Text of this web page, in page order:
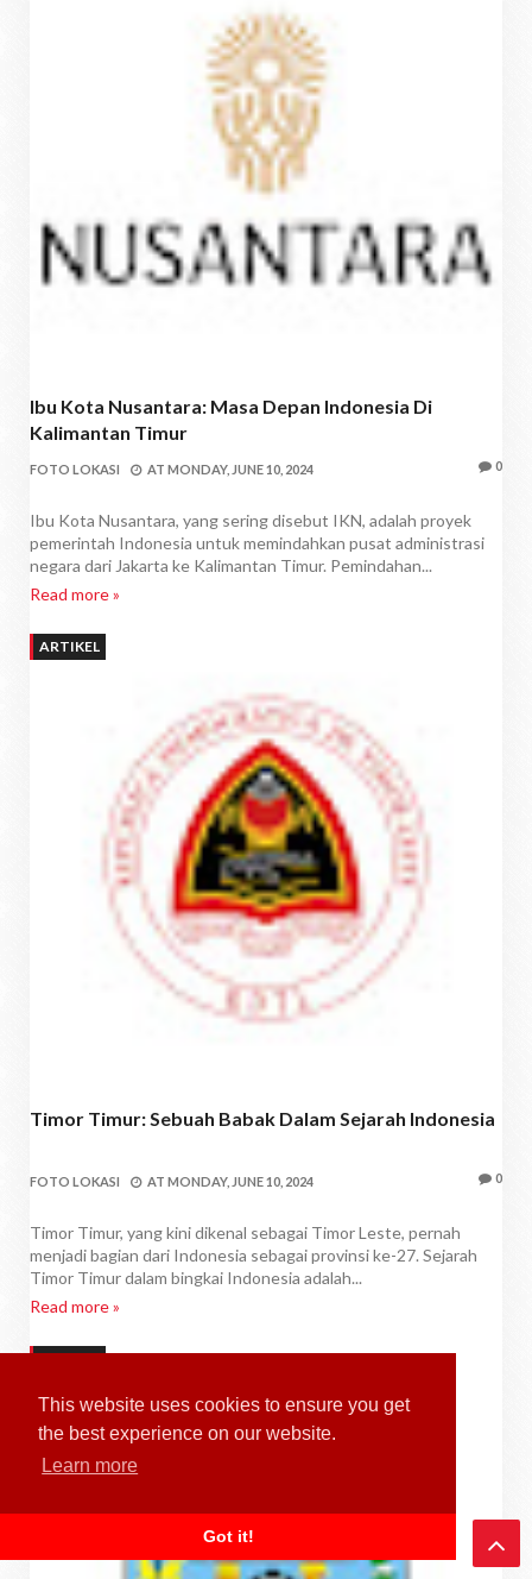
This website uses cookies to ensure you get
the best experience on our website.
Learn more
Got it!
Ibu Kota Nusantara: Masa Depan Indonesia Di
Kalimantan Timur
FOTO LOKASI AT MONDAY, JUNE 10, 2024 0
Ibu Kota Nusantara, yang sering disebut IKN, adalah proyek
pemerintah Indonesia untuk memindahkan pusat administrasi
negara dari Jakarta ke Kalimantan Timur. Pemindahan...
Read more »
ARTIKEL
Timor Timur: Sebuah Babak Dalam Sejarah Indonesia
FOTO LOKASI AT MONDAY, JUNE 10, 2024 0
Timor Timur, yang kini dikenal sebagai Timor Leste, pernah
menjadi bagian dari Indonesia sebagai provinsi ke-27. Sejarah
Timor Timur dalam bingkai Indonesia adalah...
Read more »
ARTIKEL